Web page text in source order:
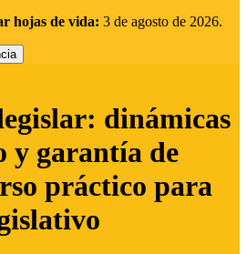
hojas de vida: 3 de agosto de 2026.
dinámicas
y garantía de
práctico para